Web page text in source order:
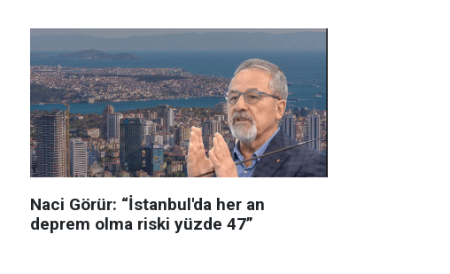
Naci Görür: “İstanbul'da her an
deprem olma riski yüzde 47”